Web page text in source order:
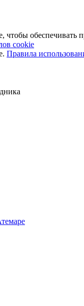
обеспечивать
cookie
Правила